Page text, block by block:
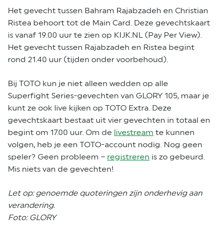
Het gevecht tussen Bahram Rajabzadeh en Christian
Ristea behoort tot de Main Card. Deze gevechtskaart
is vanaf 19.00 uur te zien op KIJK.NL (Pay Per View).
Het gevecht tussen Rajabzadeh en Ristea begint
rond 21.40 uur (tijden onder voorbehoud).
Bij TOTO kun je niet alleen wedden op alle
Superfight Series-gevechten van GLORY 105, maar je
kunt ze ook live kijken op TOTO Extra. Deze
gevechtskaart bestaat uit vier gevechten in totaal en
begint om 17.00 uur. Om de livestream te kunnen
volgen, heb je een TOTO-account nodig. Nog geen
speler? Geen probleem – registreren is zo gebeurd.
Mis niets van de gevechten!
Let op: genoemde quoteringen zijn onderhevig aan
verandering.
Foto: GLORY